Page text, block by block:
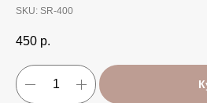
SKU: SR-400
450 р.